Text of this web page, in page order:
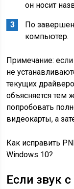
он носит
По
компьютер.
Примечание:
не
текущих
объясняется тем
попробовать
видеокарты, а
Как исправить
Windows 10?
Если звук